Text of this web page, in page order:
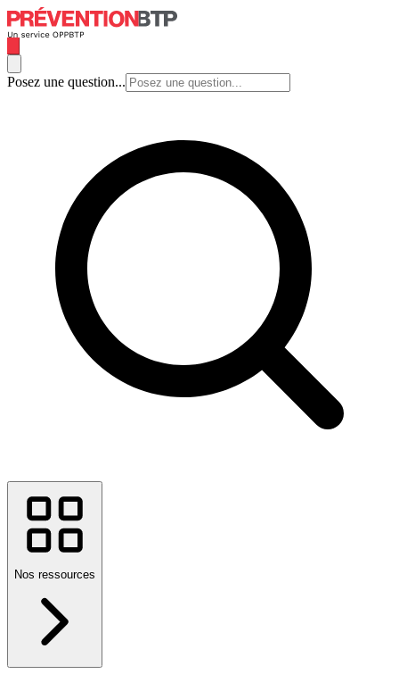
Posez une question...
Nos ressources